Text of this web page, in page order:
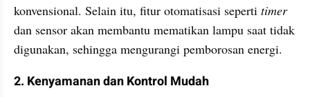
konvensional. Selain itu, fitur otomatisasi seperti timer
dan sensor akan membantu mematikan lampu saat tidak
digunakan, sehingga mengurangi pemborosan energi.
2. Kenyamanan dan Kontrol Mudah